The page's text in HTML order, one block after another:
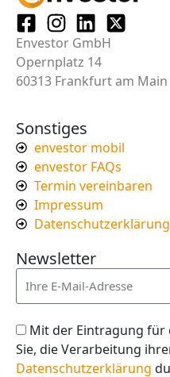
Envestor GmbH
Opernplatz 14
60313 Frankfurt am Main
Sonstiges
envestor mobil
envestor FAQs
Termin vereinbaren
Impressum
Datenschutzerklärung
Newsletter
Mit der Eintragung für
Sie, die Verarbeitung
Datenschutzerklärung